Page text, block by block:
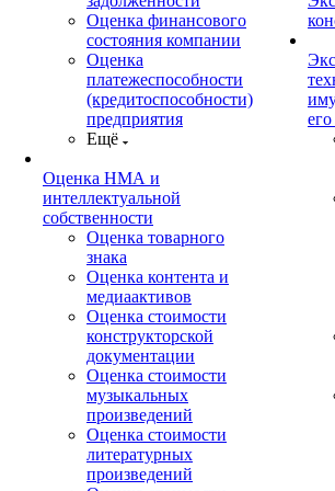
Оценка финансового
состояния компании
Оценка
платежеспособности
(кредитоспособности)
предприятия
Ещё
Оценка НМА и
интеллектуальной
собственности
Оценка товарного
знака
Оценка контента и
медиаактивов
Оценка стоимости
конструкторской
документации
Оценка стоимости
музыкальных
произведений
Оценка стоимости
литературных
произведений